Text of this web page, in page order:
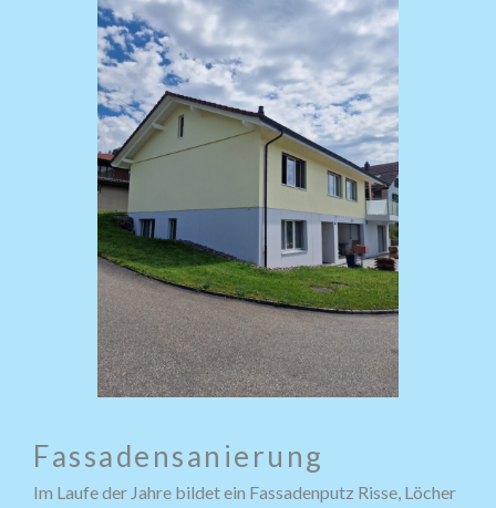
Fassadensanierung
Im Laufe der Jahre bildet ein Fassadenputz Risse, Löcher